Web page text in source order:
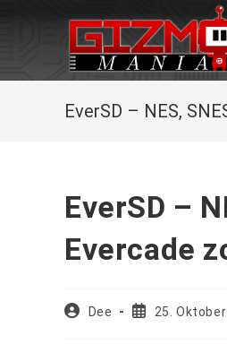
EverSD – NES,
EverSD –
Evercade
Beitrags-
Dee
Beitrag
25.